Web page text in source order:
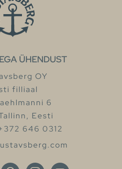
ÜHENDUST
OY
filliaal
6
Eesti
646 0312